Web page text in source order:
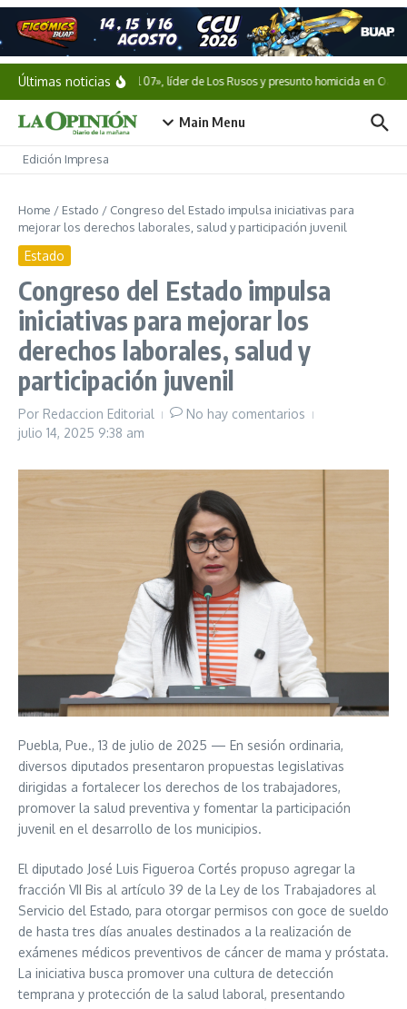
Saltar al contenido
Últimas noticiasCae «El 07», líder de Los Rusos y presunto homicida en
Main Menu
Edición Impresa
Home / Estado / Congreso del Estado impulsa iniciativas para
mejorar los derechos laborales, salud y participación juvenil
Estado
Congreso del Estado impulsa
iniciativas para mejorar los
derechos laborales, salud y
participación juvenil
Por Redaccion Editorial
No hay comentarios
julio 14, 2025 9:38 am
Puebla, Pue., 13 de julio de 2025 — En sesión ordinaria,
diversos diputados presentaron propuestas legislativas
dirigidas a fortalecer los derechos de los trabajadores,
promover la salud preventiva y fomentar la participación
juvenil en el desarrollo de los municipios.
El diputado José Luis Figueroa Cortés propuso agregar la
fracción VII Bis al artículo 39 de la Ley de los Trabajadores al
Servicio del Estado, para otorgar permisos con goce de sueldo
de hasta tres días anuales destinados a la realización de
exámenes médicos preventivos de cáncer de mama y próstata.
La iniciativa busca promover una cultura de detección
temprana y protección de la salud laboral, presentando